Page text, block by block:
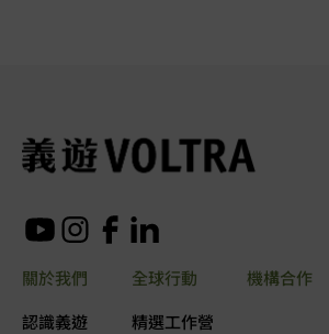
關於我們
認識義遊
全球行動
精選工作營
機構合作